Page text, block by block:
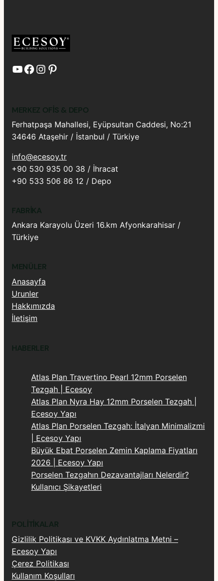
YouTube Facebook Instagram Pinterest
MERKEZ OFIS & DEPO
Ferhatpaşa Mahallesi, Eyüpsultan Caddesi, No:21
34646 Ataşehir / İstanbul / Türkiye
info@ecesoy.tr
+90 530 935 00 38 / İhracat
+90 533 506 86 12 / Depo
FABRIKA
Ankara Karayolu Üzeri 16.km Afyonkarahisar /
Türkiye
MENÜLER
Anasayfa
Urunler
Hakkımızda
İletişim
HABERLER
Atlas Plan Travertino Pearl 12mm Porselen
Tezgah | Ecesoy
Atlas Plan Nyra Hay 12mm Porselen Tezgah |
Ecesoy Yapı
Atlas Plan Porselen Tezgah: İtalyan Minimalizmi
| Ecesoy Yapı
Büyük Ebat Porselen Zemin Kaplama Fiyatları
2026 | Ecesoy Yapı
Porselen Tezgahın Dezavantajları Nelerdir?
Kullanıcı Şikayetleri
POLITIKALAR
Gizlilik Politikası ve KVKK Aydınlatma Metni –
Ecesoy Yapı
Çerez Politikası
Kullanım Koşulları